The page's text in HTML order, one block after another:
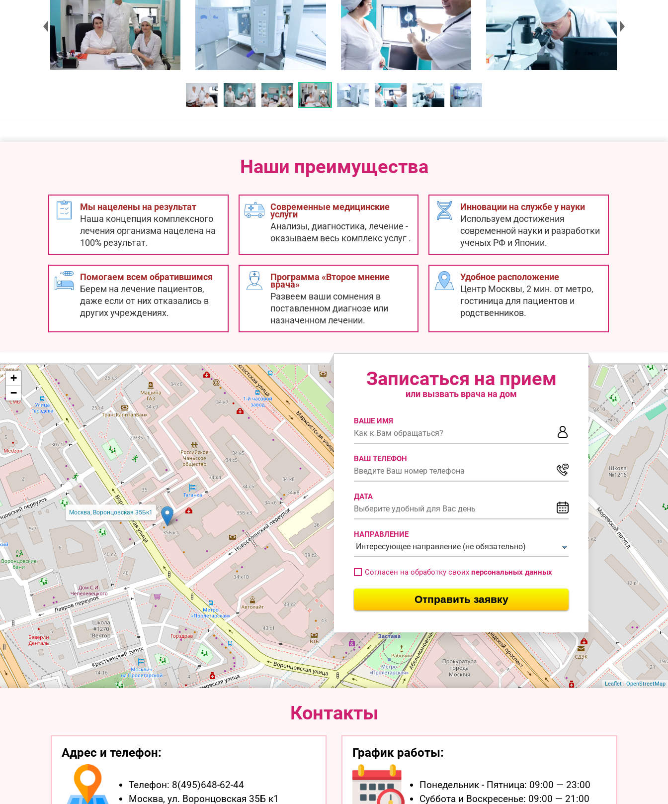
Наши преимущества
Мы нацелены на результат
Наша концепция комплексного
лечения организма нацелена на
100% результат.
Современные медицинские
услуги
Анализы, диагностика, лечение -
оказываем весь комплекс услуг .
Инновации на службе у науки
Используем достижения
современной науки и разработки
ученых РФ и Японии.
Помогаем всем обратившимся
Берем на лечение пациентов,
даже если от них отказались в
других учреждениях.
Программа «Второе мнение
врача»
Развеем ваши сомнения в
поставленном диагнозе или
назначенном лечении.
Удобное расположение
Центр Москвы, 2 мин. от метро,
гостиница для пациентов и
родственников.
Записаться на прием
или вызвать врача на дом
ВАШЕ ИМЯ
ВАШ ТЕЛЕФОН
ДАТА
НАПРАВЛЕНИЕ
Согласен на обработку своихперсональных данных
Отправить заявку
Москва, Воронцовская 35Бк1
+
−
Leaflet|OpenStreetMap
Контакты
Адрес и телефон:
Телефон: 8(495)648-62-44
Москва,ул. Воронцовская 35Б к1
График работы:
Понедельник - Пятница: 09:00 — 23:00
Суббота и Воскресенье: 09:00 — 21:00